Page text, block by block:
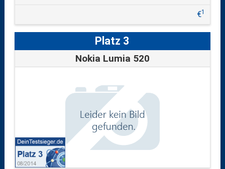
€1
Platz 3
Nokia Lumia 520